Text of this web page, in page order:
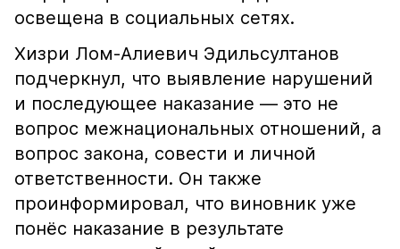
освещена в социальных сетях.
Хизри Лом-Алиевич Эдильсултанов
подчеркнул, что выявление нарушений
и последующее наказание — это не
вопрос межнациональных отношений, а
вопрос закона, совести и личной
ответственности. Он также
проинформировал, что виновник уже
понёс наказание в результате